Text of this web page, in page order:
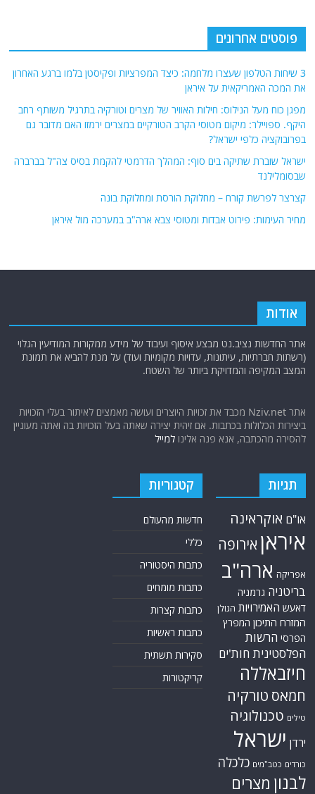
פוסטים אחרונים
3 שיחות הטלפון שעצרו מלחמה: כיצד המפרציות ופקיסטן בלמו ברגע האחרון
את המכה האמריקאית על איראן
מפגן כוח מעל הנילוס: חילות האוויר של מצרים וטורקיה בתרגיל משותף רחב
היקף. ספויילר: מיקום מטוסי הקרב הטורקיים במצרים ירמזו האם מדובר גם
בפרובוקציה כלפי ישראל?
ישראל שוברת שתיקה בים סוף: המהלך הדרמטי להקמת בסיס צה"ל בברברה
שבסומלילנד
קצרצר לפרשת קורח – מחלוקת הורסת ומחלוקת בונה
מחיר העימות: פירוט אבדות ומטוסי צבא ארה"ב במערכה מול איראן
אודות
אתר החדשות נציב.נט מבצע איסוף ועיבוד של מידע ממקורות המודיעין הגלוי
(רשתות חברתיות, עיתונות, עדויות מקומיות ועוד) על מנת להביא את תמונת
המצב המקיפה והמדויקת ביותר של השטח.
אתר Nziv.net מכבד את זכויות היוצרים ועושה מאמצים לאיתור בעלי הזכויות
ביצירות הכלולות בכתבות. אם זיהית יצירה שאתה בעל הזכויות בה ואתה מעוניין
להסירה מהכתבה, אנא פנה אלינולמייל
תגיות
או"ם אוקראינה
איראן אירופה
אפריקה ארה"ב
בריטניה גרמניה
דאעש האמירויות הגולן
המזרח התיכון המפרץ
הפרסי הרשות
הפלסטינית חות'ים
חיזבאללה
חמאס טורקיה
טילים טכנולוגיה
ירדן ישראל
כורדים כטב"מים כלכלה
לבנון מצרים
קטגוריות
חדשות מהעולם
כללי
כתבות היסטוריה
כתבות מומחים
כתבות קצרות
כתבות ראשיות
סקירות תשתית
קריקטורות